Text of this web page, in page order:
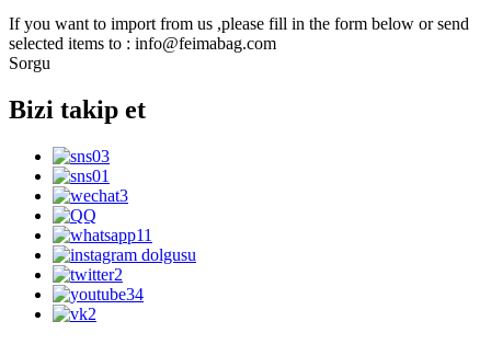
If you want to import from us ,please fill in the form below or send
selected items to : info@feimabag.com
Sorgu
Bizi takip et